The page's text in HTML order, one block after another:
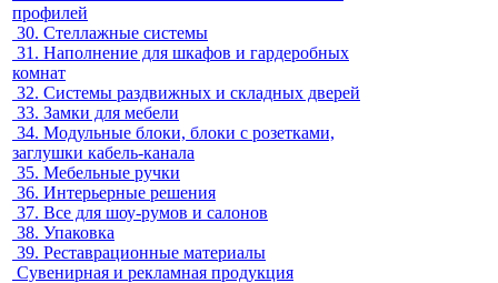
профилей
30. Стеллажные системы
31. Наполнение для шкафов и гардеробных
комнат
32. Системы раздвижных и складных дверей
33. Замки для мебели
34. Модульные блоки, блоки с розетками,
заглушки кабель-канала
35. Мебельные ручки
36. Интерьерные решения
37. Все для шоу-румов и салонов
38. Упаковка
39. Реставрационные материалы
Сувенирная и рекламная продукция